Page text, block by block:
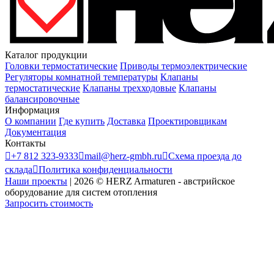
Каталог продукции
Головки термостатические Приводы термоэлектрические
Регуляторы комнатной температуры Клапаны
термостатические Клапаны трехходовые Клапаны
балансировочные
Информация
О компании Где купить Доставка Проектировщикам
Документация
Контакты
+7 812 323-9333mail@herz-gmbh.ruСхема проезда до
складаПолитика конфиденциальности
Наши проекты | 2026 © HERZ Armaturen - австрийское
оборудование для систем отопления
Запросить стоимость